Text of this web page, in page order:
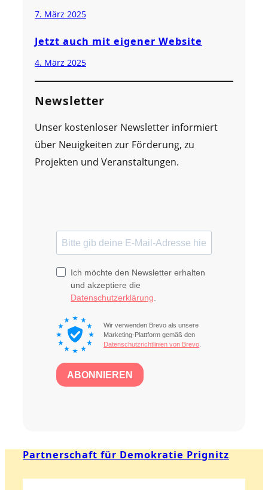
7. März 2025
Jetzt auch mit eigener Website
4. März 2025
Newsletter
Unser kostenloser Newsletter informiert
über Neuigkeiten zur Förderung, zu
Projekten und Veranstaltungen.
Partnerschaft für Demokratie Prignitz